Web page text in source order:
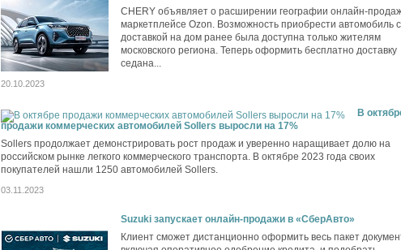
CHERY объявляет о расширении географии онлайн-
маркетплейсе Ozon. Возможность приобрести автомобиль с
доставкой на дом ранее была доступна только жителям
московского региона. Теперь оформить бесплатно доставку
седана...
20.10.2023
В
продажи коммерческих автомобилей Sollers выросли на 17%
Sollers продолжает демонстрировать рост продаж и уверенно наращивает долю на
российском рынке легкого коммерческого транспорта. В октябре 2023 года своих
покупателей нашли 1250 автомобилей Sollers.
03.11.2023
Suzuki запускает онлайн-продажи в «СберАвто»
Клиент сможет дистанционно оформить весь пакет